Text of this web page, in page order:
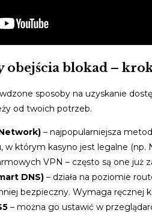
obejścia blokad –
sposoby na uzyskanie
od twoich potrzeb.
– najpopularniejsza
w którym kasyno jest legalne (np.
VPN – często są one już
DNS) – działa na poziomie
bezpieczny. Wymaga ręcznej
– można go ustawić w